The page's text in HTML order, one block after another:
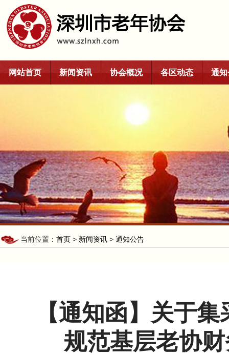
网站首页 新闻资讯 协会概况 各区动态 通
当前位置： 首页 > 新闻资讯 > 通知公告
【通知函】关于
规范基层老协